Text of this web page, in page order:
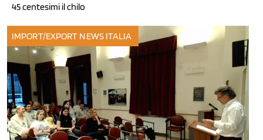
45 centesimi il chilo
IMPORT/EXPORT NEWS ITALIA